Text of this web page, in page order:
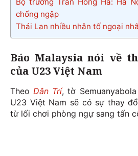
Bộ trưởng Trần Hồng Hà: Hà
chống ngập
Thái Lan nhiều nhân tố ngoại
Báo Malaysia nói về
của U23 Việt Nam
TheoDân Trí, tờ
U23 Việt Nam sẽ có sự thay
từ lối chơi phòng ngự sang tấn